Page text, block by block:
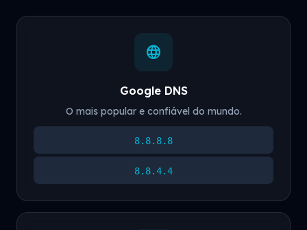
language
Google DNS
O mais popular e confiável do mundo.
8.8.8.8
8.8.4.4